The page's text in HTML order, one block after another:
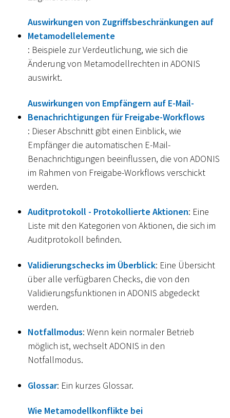
Auswirkungen von Zugriffsbeschränkungen auf
Metamodellelemente
: Beispiele zur Verdeutlichung, wie sich die
Änderung von Metamodellrechten in ADONIS
auswirkt.
Auswirkungen von Empfängern auf E-Mail-
Benachrichtigungen für Freigabe-Workflows
: Dieser Abschnitt gibt einen Einblick, wie
Empfänger die automatischen E-Mail-
Benachrichtigungen beeinflussen, die von ADONIS
im Rahmen von Freigabe-Workflows verschickt
werden.
Auditprotokoll - Protokollierte Aktionen: Eine
Liste mit den Kategorien von Aktionen, die sich im
Auditprotokoll befinden.
Validierungschecks im Überblick: Eine Übersicht
über alle verfügbaren Checks, die von den
Validierungsfunktionen in ADONIS abgedeckt
werden.
Notfallmodus: Wenn kein normaler Betrieb
möglich ist, wechselt ADONIS in den
Notfallmodus.
Glossar: Ein kurzes Glossar.
Wie Metamodellkonflikte bei